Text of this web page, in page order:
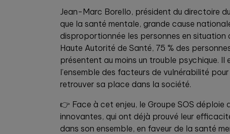
Jean-Marc Borello, président du directoire
que la santé mentale, grande cause
disproportionnée les personnes en situation
Haute Autorité de Santé, 75 % des
présentent au moins un trouble psychique. Il
l’ensemble des facteurs de vulnérabilité
retrouver sa place dans la société.
👉 Face à cet enjeu, le Groupe SOS déploie
innovantes, qui ont déjà prouvé leur
dans son ensemble, en faveur de la santé